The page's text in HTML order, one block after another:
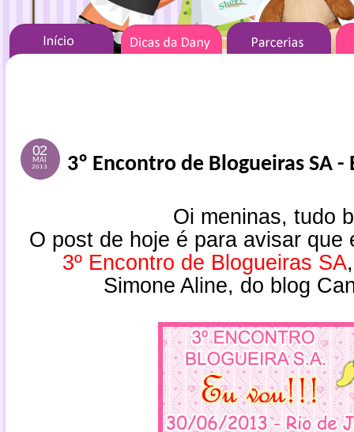
02
MAI
2013 3º Encontro de Blogueiras SA -
Oi meninas, tudo
O post de hoje é para avisar que
3º Encontro de Blogueiras SA
Simone Aline, do blog